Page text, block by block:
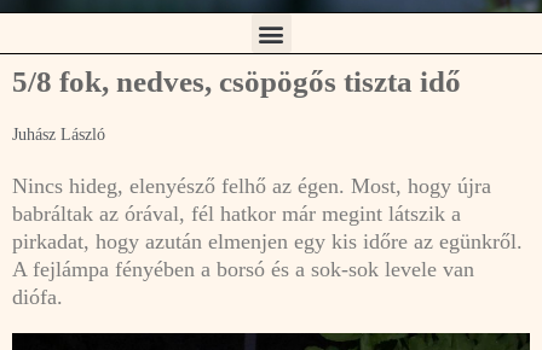
5/8 fok, nedves, csöpögős tiszta idő
Juhász László
Nincs hideg, elenyésző felhő az égen. Most, hogy újra
babráltak az órával, fél hatkor már megint látszik a
pirkadat, hogy azután elmenjen egy kis időre az egünkről.
A fejlámpa fényében a borsó és a sok-sok levele van
diófa.